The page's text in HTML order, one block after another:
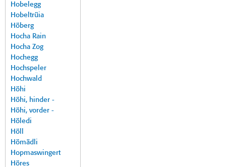
Hobelegg
Hobeltrüia
Höberg
Hocha Rain
Hocha Zog
Hochegg
Hochspeler
Hochwald
Höhi
Höhi, hinder -
Höhi, vorder -
Höledi
Höll
Hömädli
Hopmaswingert
Höres